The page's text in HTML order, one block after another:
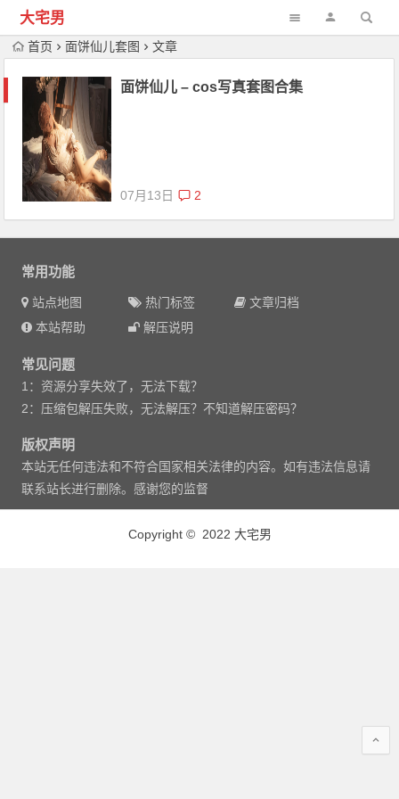
大宅男
首页 面饼仙儿套图 文章
面饼仙儿 – cos写真套图合集
07月13日 2
常用功能
站点地图 热门标签
文章归档
本站帮助
解压说明
常见问题
1：资源分享失效了，无法下载？
2：压缩包解压失败，无法解压？不知道解压密码？
版权声明
本站无任何违法和不符合国家相关法律的内容。如有违法信息请
联系站长进行删除。感谢您的监督
Copyright © 2022 大宅男